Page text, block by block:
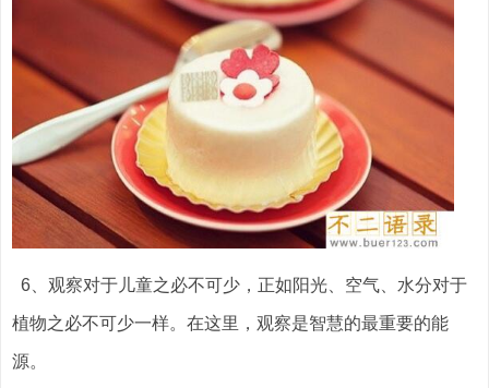
6、观察对于儿童之必不可少，正如阳光、空气、水分对于
植物之必不可少一样。在这里，观察是智慧的最重要的能
源。